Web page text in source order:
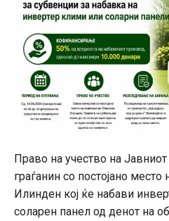
Право на учество на
граѓанин со постојано
Илинден кој ќе набави
соларен панел од денот на